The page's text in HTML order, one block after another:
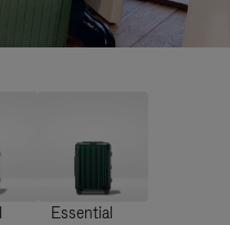
Essential